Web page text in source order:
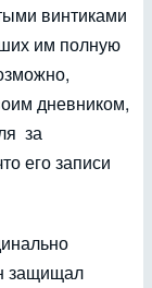
винтиками
им полную
дневником,
за
его записи
защищал